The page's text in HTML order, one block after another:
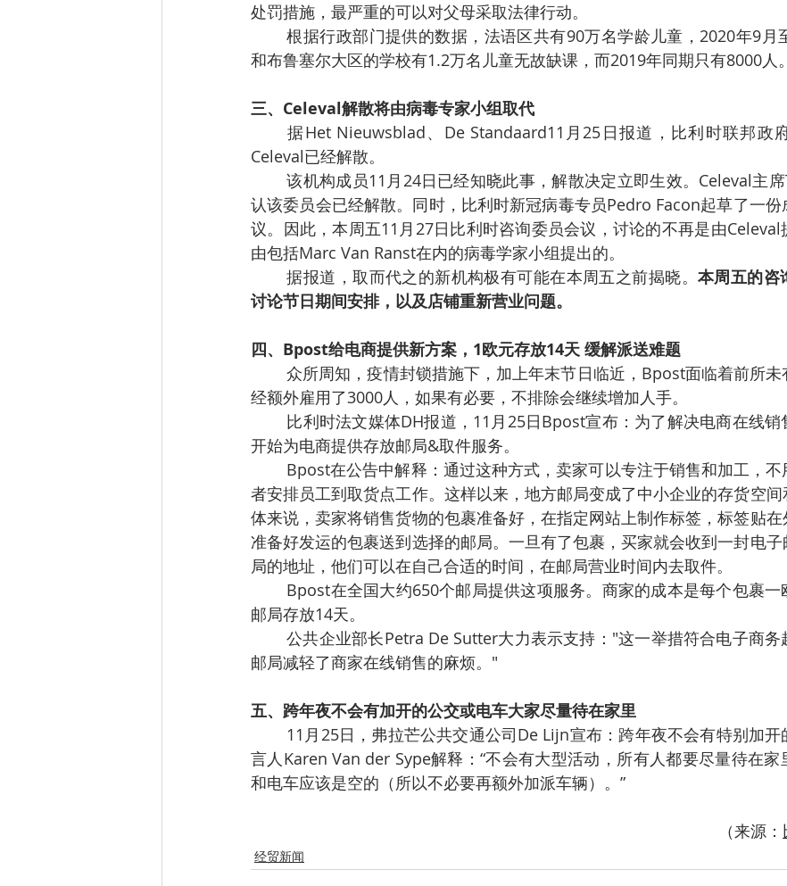
处罚措施，最严重的可以对父母采取法律行动。
根据行政部门提供的数据，法语区共有90万名学龄儿童，2020年9月
和布鲁塞尔大区的学校有1.2万名儿童无故缺课，而2019年同期只有8000人。
三、Celeval解散将由病毒专家小组取代
据Het Nieuwsblad、De Standaard11月25日报道，比利时联邦政
Celeval已经解散。
该机构成员11月24日已经知晓此事，解散决定立即生效。Celeval主
认该委员会已经解散。同时，比利时新冠病毒专员Pedro Facon起草了一
议。因此，本周五11月27日比利时咨询委员会议，讨论的不再是由Celeval
由包括Marc Van Ranst在内的病毒学家小组提出的。
据报道，取而代之的新机构极有可能在本周五之前揭晓。 本周五的咨
讨论节日期间安排，以及店铺重新营业问题。
四、Bpost给电商提供新方案，1欧元存放14天 缓解派送难题
众所周知，疫情封锁措施下，加上年末节日临近，Bpost面临着前所
经额外雇用了3000人，如果有必要，不排除会继续增加人手。
比利时法文媒体DH报道，11月25日Bpost宣布：为了解决电商在线销
开始为电商提供存放邮局&取件服务。
Bpost在公告中解释：通过这种方式，卖家可以专注于销售和加工，
者安排员工到取货点工作。这样以来，地方邮局变成了中小企业的存货空
体来说，卖家将销售货物的包裹准备好，在指定网站上制作标签，标签贴
准备好发运的包裹送到选择的邮局。一旦有了包裹，买家就会收到一封电
局的地址，他们可以在自己合适的时间，在邮局营业时间内去取件。
Bpost在全国大约650个邮局提供这项服务。商家的成本是每个包裹一
邮局存放14天。
公共企业部长Petra De Sutter大力表示支持："这一举措符合电子商务
邮局减轻了商家在线销售的麻烦。"
五、跨年夜不会有加开的公交或电车大家尽量待在家里
11月25日，弗拉芒公共交通公司De Lijn宣布：跨年夜不会有特别加
言人Karen Van der Sype解释：“不会有大型活动，所有人都要尽量待在
和电车应该是空的（所以不必要再额外加派车辆）。”
（来源：
经贸新闻